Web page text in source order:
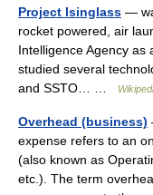
Project Isinglass —
rocket powered, air
Intelligence Agency as
studied several
and SSTO… …
Overhead (business)
expense refers to an
(also known as
etc.). The term